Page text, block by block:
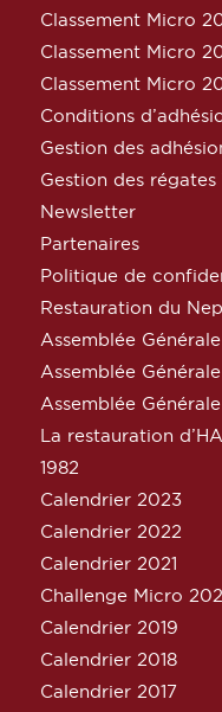
Classement Micro
Classement Micro
Classement Micro
Conditions
Gestion des
Gestion des régates
Newsletter
Partenaires
Politique de
Restauration du
Assemblée Générale
Assemblée
Assemblée
La restauration
1982
Calendrier 2023
Calendrier 2022
Calendrier 2021
Challenge Micro
Calendrier 2019
Calendrier 2018
Calendrier 2017